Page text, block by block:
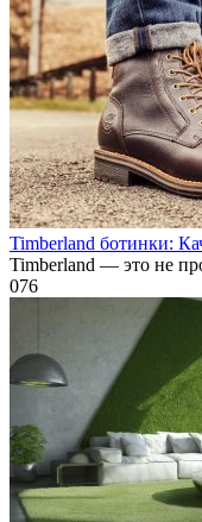
Timberland ботинки:
Timberland — это не
076